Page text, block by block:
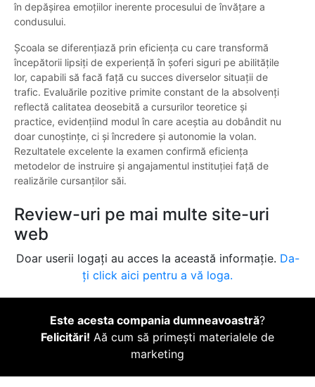
în depășirea emoțiilor inerente procesului de învățare a
condusului.
Școala se diferențiază prin eficiența cu care transformă
începătorii lipsiți de experiență în șoferi siguri pe abilitățile
lor, capabili să facă față cu succes diverselor situații de
trafic. Evaluările pozitive primite constant de la absolvenți
reflectă calitatea deosebită a cursurilor teoretice și
practice, evidențiind modul în care aceștia au dobândit nu
doar cunoștințe, ci și încredere și autonomie la volan.
Rezultatele excelente la examen confirmă eficiența
metodelor de instruire și angajamentul instituției față de
realizările cursanților săi.
Review-uri pe mai multe site-uri
web
Doar userii logați au acces la această informație. Da-
ți click aici pentru a vă loga.
Este acesta compania dumneavoastră?
Felicitări! Aă cum să primești materialele de
marketing